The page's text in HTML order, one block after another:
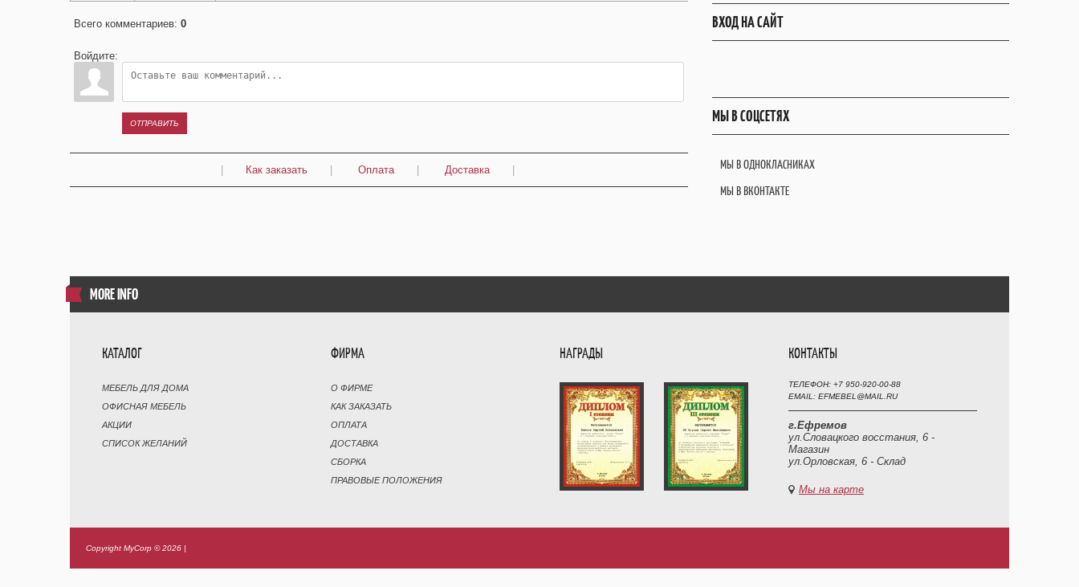
Всего комментариев: 0
Войдите:
ОТПРАВИТЬ
| Как заказать | Оплата | Доставка |
ВХОД НА САЙТ
МЫ В СОЦСЕТЯХ
МЫ В ОДНОКЛАСНИКАХ
МЫ В ВКОНТАКТЕ
MORE INFO
КАТАЛОГ
МЕБЕЛЬ ДЛЯ ДОМА
ОФИСНАЯ МЕБЕЛЬ
АКЦИИ
СПИСОК ЖЕЛАНИЙ
ФИРМА
О ФИРМЕ
КАК ЗАКАЗАТЬ
ОПЛАТА
ДОСТАВКА
СБОРКА
ПРАВОВЫЕ ПОЛОЖЕНИЯ
НАГРАДЫ КОНТАКТЫ
ТЕЛЕФОН: +7 950-920-00-88
EMAIL: EFMEBEL@MAIL.RU
г.Ефремов
ул.Словацкого восстания, 6 -
Магазин
ул.Орловская, 6 - Склад
Мы на карте
Copyright MyCorp © 2026 |